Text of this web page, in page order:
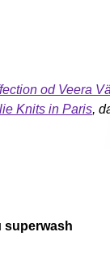
od Veera
Knits in Paris,
superwash